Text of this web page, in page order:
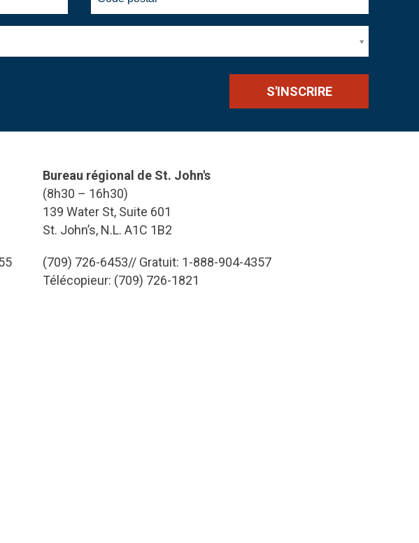
Bureau régional de St. John's
(8h30 – 16h30)
139 Water St, Suite 601
St. John’s, N.L. A1C 1B2
(709) 726-6453// Gratuit: 1-888-904-4357
Télécopieur: (709) 726-1821